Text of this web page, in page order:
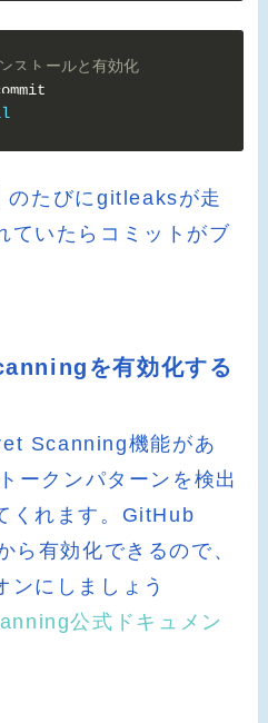
ストールと有効化
のたびにgitleaksが走
ていたらコミットがブ
を有効化する
Scanning機能があ
ークンパターンを検出
くれます。GitHub
有効化できるので、
ンにしましょう
公式ドキュメン